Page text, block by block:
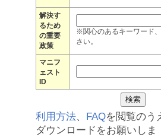
解決す
るため
の重要
政策
※関心のあるキーワード
さい。
マニフ
ェスト
ID
利用方法、 FAQを閲覧のう
ダウンロードをお願いしま